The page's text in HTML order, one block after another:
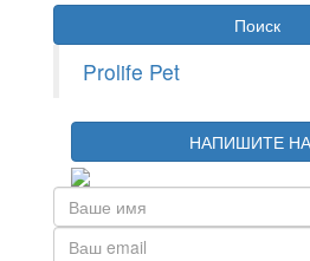
Поиск
Prolife Pet
НАПИШИТЕ